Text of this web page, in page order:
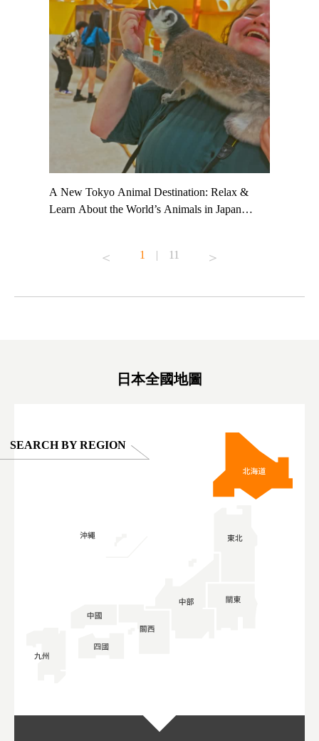
#kyoto
A New Tokyo Animal Destination: Relax &
Learn About the World’s Animals in Japan
#japantrip #카피바라 #애니터치 #아이와가볼
京親子景點 #日本動物互動體驗 #水豚泡澡 #
1 | 11
日本全國地圖
SEARCH BY REGION